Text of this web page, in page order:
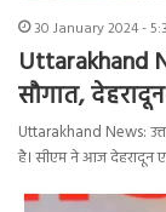
30 January 2024 -
Uttarakhand
सौगात,
Uttarakhand News:
है। सीएम ने आज देहरादून